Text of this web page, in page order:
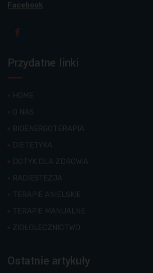
Facebook
Przydatne linki
HOME
O NAS
BIOENERGOTERAPIA
DIETETYKA
DOTYK DLA ZDROWIA
RADIESTEZJA
TERAPIE ANIELSKIE
TERAPIE MANUALNE
ZIOŁOLECZNICTWO
Ostatnie artykuły